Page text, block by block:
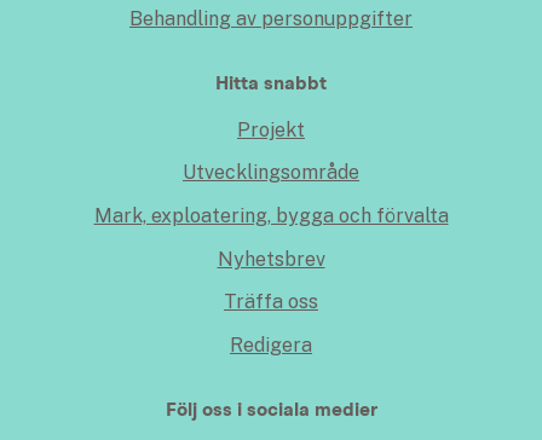
Behandling av personuppgifter
Hitta snabbt
Projekt
Utvecklingsområde
Mark, exploatering, bygga och förvalta
Nyhetsbrev
Träffa oss
Redigera
Följ oss i sociala medier